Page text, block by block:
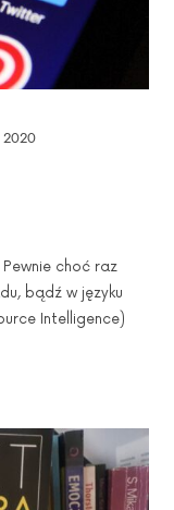
2020
choć raz
bądź w języku
Intelligence)